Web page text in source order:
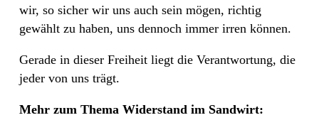
wir, so sicher wir uns auch sein mögen, richtig
gewählt zu haben, uns dennoch immer irren können.
Gerade in dieser Freiheit liegt die Verantwortung, die
jeder von uns trägt.
Mehr zum Thema Widerstand im Sandwirt: